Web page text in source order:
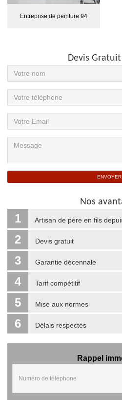
Entreprise de peinture 94
Devis
Nos
1 Artisan de père en fils
2 Devis gratuit
3 Garantie décennale
4 Tarif compétitif
5 Mise aux normes
6 Délais respectés
Rappel